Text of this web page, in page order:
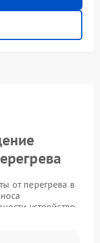
от перегрева в
устройство
температурный